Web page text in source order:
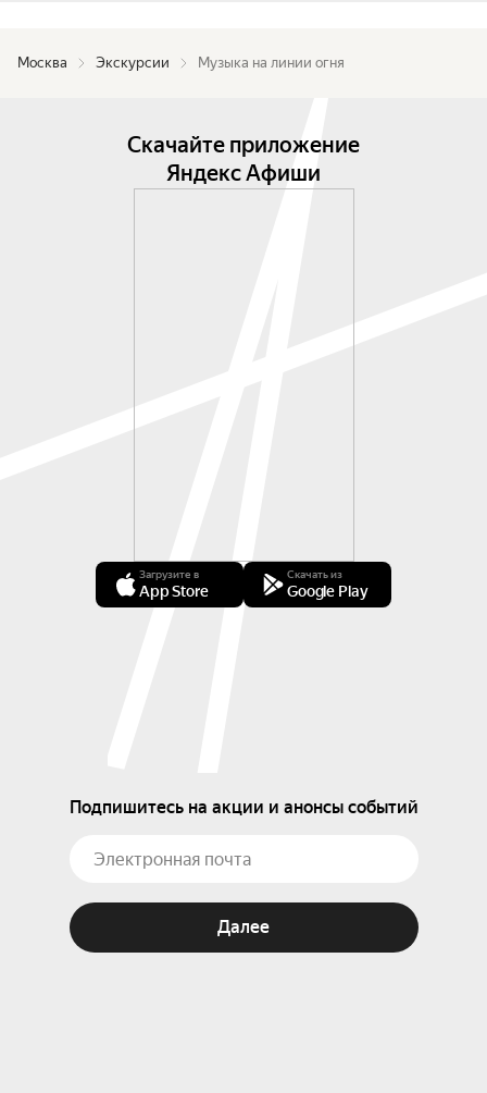
Москва Экскурсии Музыка на линии огня
Скачайте приложение
Яндекс Афиши
Загрузите в
App Store
Скачать из
Google Play
Подпишитесь на акции и анонсы событий
Далее